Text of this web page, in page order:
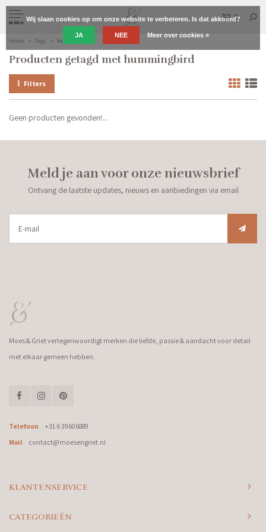
MENU
0
Home Tags hummingbird
Producten getagd met hummingbird
Filters
Geen producten gevonden!...
Meld je aan voor onze nieuwsbrief
Ontvang de laatste updates, nieuws en aanbiedingen via email
Moes & Griet vertegenwoordigt merken die liefde, passie & aandacht voor detail
met elkaar gemeen hebben.
Telefoon
+31 6 39606889
Mail
contact@moesengriet.nl
KLANTENSERVICE
CATEGORIEËN
Wij slaan cookies op om onze website te verbeteren. Is dat akkoord?
JA NEE Meer over cookies »